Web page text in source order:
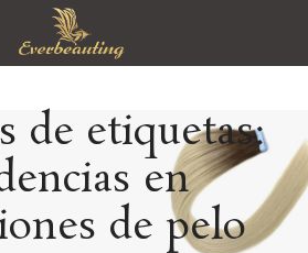
de etiquetas:
en
de pelo